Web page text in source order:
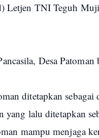
Letjen TNI Teguh
Desa
ditetapkan sebagai
lalu ditetapkan
mampu menjaga